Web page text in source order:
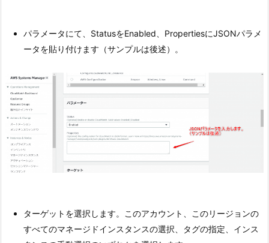
パラメータにて、StatusをEnabled、PropertiesにJSONパラメ
ータを貼り付けます（サンプルは後述）。
ターゲットを選択します。このアカウント、このリージョンの
すべてのマネージドインスタンスの選択、タグの指定、インス